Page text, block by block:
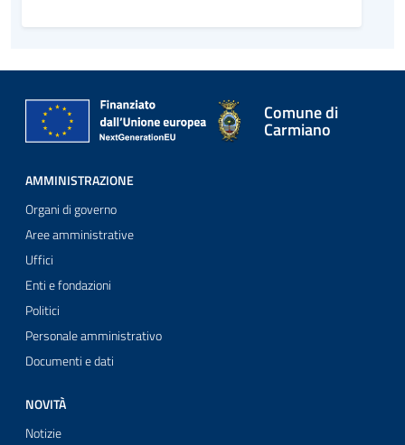
Comune di
Carmiano
AMMINISTRAZIONE
Organi di governo
Aree amministrative
Uffici
Enti e fondazioni
Politici
Personale amministrativo
Documenti e dati
NOVITÀ
Notizie